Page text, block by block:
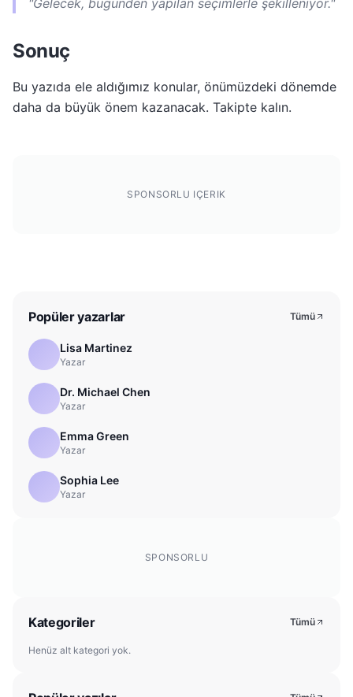
"Gelecek, bugünden yapılan seçimlerle şekilleniyor."
Sonuç
Bu yazıda ele aldığımız konular, önümüzdeki dönemde
daha da büyük önem kazanacak. Takipte kalın.
SPONSORLU IÇERIK
Popüler yazarlar Tümü
Lisa Martinez
Yazar
Dr. Michael Chen
Yazar
Emma Green
Yazar
Sophia Lee
Yazar
SPONSORLU
Kategoriler Tümü
Henüz alt kategori yok.